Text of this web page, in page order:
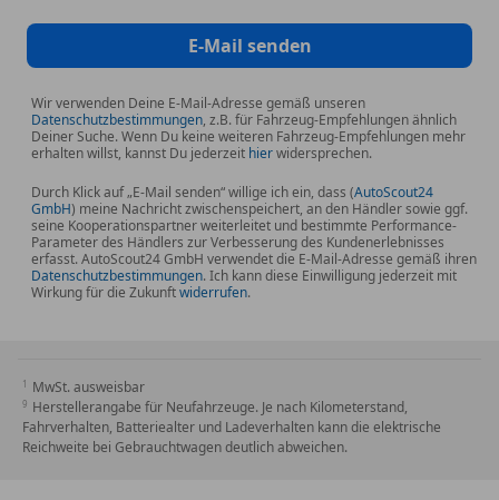
E-Mail senden
Wir verwenden Deine E-Mail-Adresse gemäß unseren
Datenschutzbestimmungen, z.B. für Fahrzeug-Empfehlungen ähnlich
Deiner Suche. Wenn Du keine weiteren Fahrzeug-Empfehlungen mehr
erhalten willst, kannst Du jederzeit hierwidersprechen.
Durch Klick auf „E-Mail senden“ willige ich ein, dass (AutoScout24
GmbH) meine Nachricht zwischenspeichert, an den Händler sowie ggf.
seine Kooperationspartner weiterleitet und bestimmte Performance-
Parameter des Händlers zur Verbesserung des Kundenerlebnisses
erfasst. AutoScout24 GmbH verwendet die E-Mail-Adresse gemäß ihren
Datenschutzbestimmungen. Ich kann diese Einwilligung jederzeit mit
Wirkung für die Zukunftwiderrufen.
MwSt. ausweisbar
Herstellerangabe für Neufahrzeuge. Je nach Kilometerstand,
Fahrverhalten, Batteriealter und Ladeverhalten kann die elektrische
Reichweite bei Gebrauchtwagen deutlich abweichen.